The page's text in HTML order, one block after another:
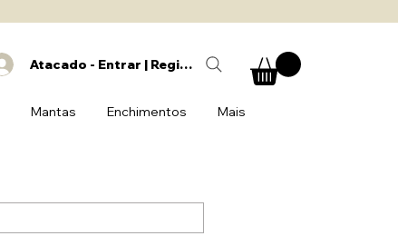
Atacado - Entrar | Registrar
Mantas Enchimentos Mais